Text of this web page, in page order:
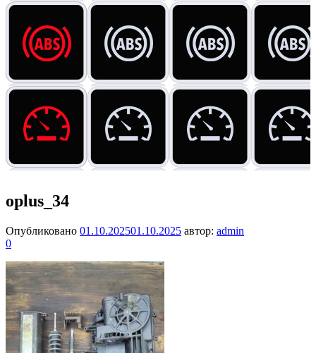
oplus_34
Опубликовано 01.10.202501.10.2025 автор: admin
0